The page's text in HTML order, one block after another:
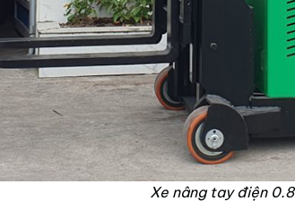
Xe nâng tay điện